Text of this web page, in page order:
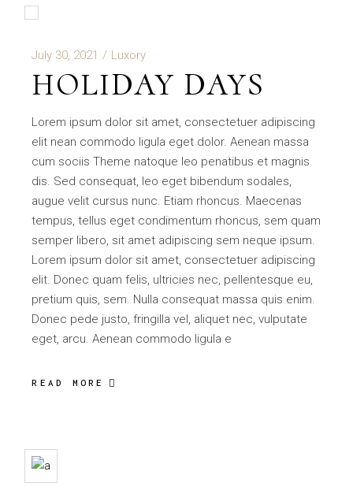
July 30, 2021 Luxory
HOLIDAY DAYS
Lorem ipsum dolor sit amet, consectetuer adipiscing
elit nean commodo ligula eget dolor. Aenean massa
cum sociis Theme natoque leo penatibus et magnis
dis. Sed consequat, leo eget bibendum sodales,
augue velit cursus nunc. Etiam rhoncus. Maecenas
tempus, tellus eget condimentum rhoncus, sem quam
semper libero, sit amet adipiscing sem neque ipsum.
Lorem ipsum dolor sit amet, consectetuer adipiscing
elit. Donec quam felis, ultricies nec, pellentesque eu,
pretium quis, sem. Nulla consequat massa quis enim.
Donec pede justo, fringilla vel, aliquet nec, vulputate
eget, arcu. Aenean commodo ligula e
READ MORE